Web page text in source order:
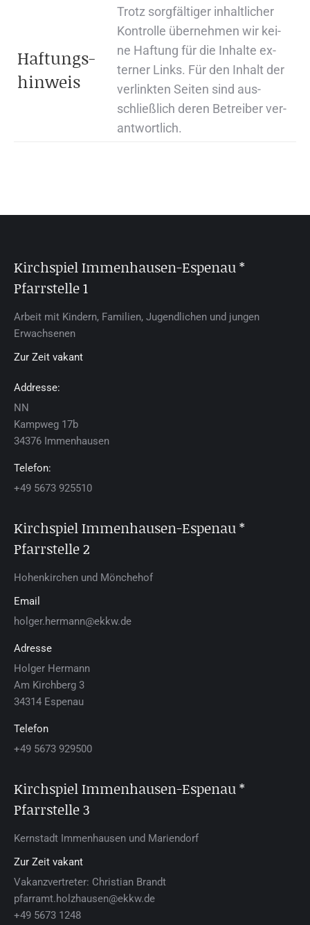
Haf­tungs­
hin­weis
Trotz sorg­fäl­ti­ger in­halt­li­cher
Kon­trol­le über­neh­men wir kei­
ne Haf­tung für die In­hal­te ex­
ter­ner Links. Für den In­halt der
ver­link­ten Sei­ten sind aus­
schließ­lich de­ren Be­trei­ber ver­
ant­wort­lich.
Kirchspiel Immenhausen-Espenau *
Pfarrstelle 1
Arbeit mit Kindern, Familien, Jugendlichen und jungen
Erwachsenen
Zur Zeit vakant
Addresse:
NN
Kamp­weg 17b
34376 Im­men­hau­sen
Telefon:
+49 5673 925510
Kirchspiel Im­men­hau­sen-Es­pe­nau *
Pfarrstelle 2
Ho­hen­kir­chen und Mön­che­hof
Email
holger.hermann@ekkw.de
Adresse
Hol­ger Her­mann
Am Kirch­berg 3
34314 Es­pe­nau
Telefon
+49 5673 929500
Kirchspiel Im­men­hau­sen-Es­pe­nau *
Pfarrstelle 3
Kern­stadt Im­men­hau­sen und Mariendorf
Zur Zeit vakant
Vakanzvertreter: Christian Brandt
pfarramt.holzhausen@ekkw.de
+49 5673 1248